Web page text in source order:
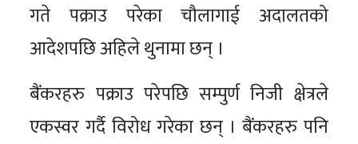
गते पक्राउ परेका चौलागाई अदालतको
आदेशपछि अहिले थुनामा छन् ।
बैंकरहरु पक्राउ परेपछि सम्पुर्ण निजी क्षेत्रले
एकस्वर गर्दै विरोध गरेका छन् । बैंकरहरु पनि